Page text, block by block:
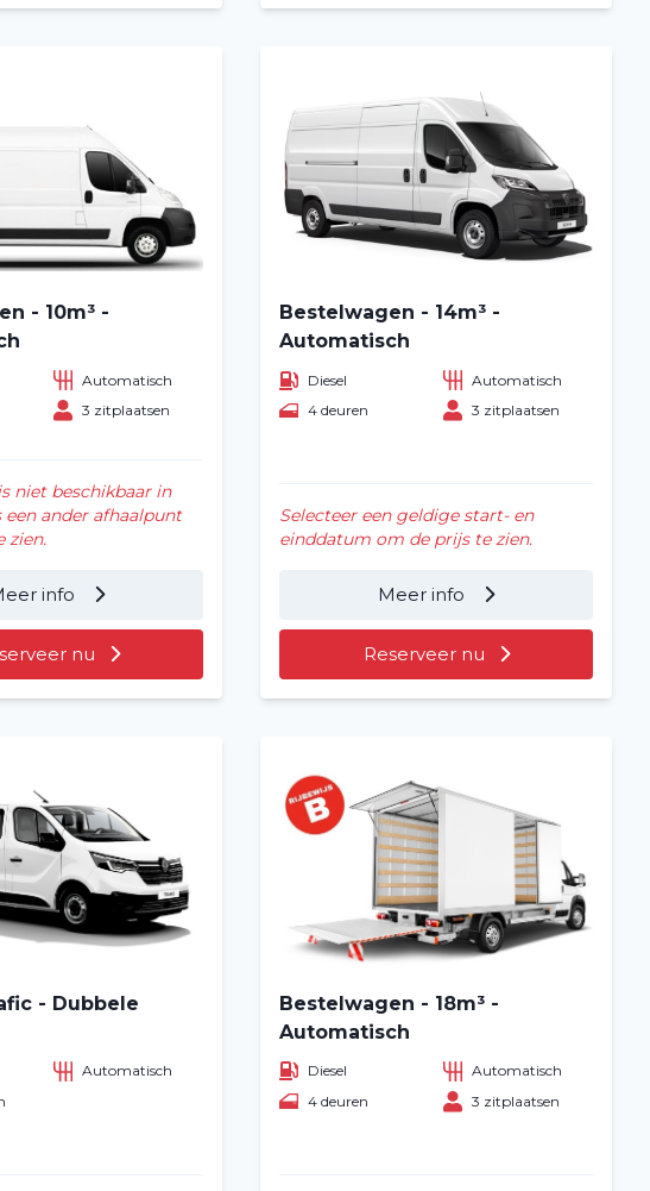
- 10m³ -
Automatisch
3 zitplaatsen
niet beschikbaar in
een ander afhaalpunt
zien.
info
nu
Bestelwagen - 14m³ -
Automatisch
Diesel
Automatisch
4 deuren
3 zitplaatsen
Selecteer een geldige start- en
einddatum om de prijs te zien.
Meer info
Reserveer nu
- Dubbele
Automatisch
Bestelwagen - 18m³ -
Automatisch
Diesel
Automatisch
4 deuren
3 zitplaatsen